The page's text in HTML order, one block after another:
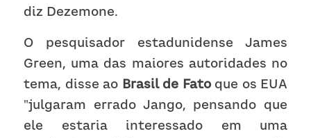
diz Dezemone.
O pesquisador estadunidense James
Green, uma das maiores autoridades no
tema, disse ao Brasil de Fato que os EUA
"julgaram errado Jango, pensando que
ele estaria interessado em uma